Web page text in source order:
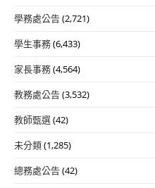
學務處公告(2,721)
學生事務(6,433)
家長事務(4,564)
教務處公告(3,532)
教師甄選(42)
未分類(1,285)
總務處公告(42)